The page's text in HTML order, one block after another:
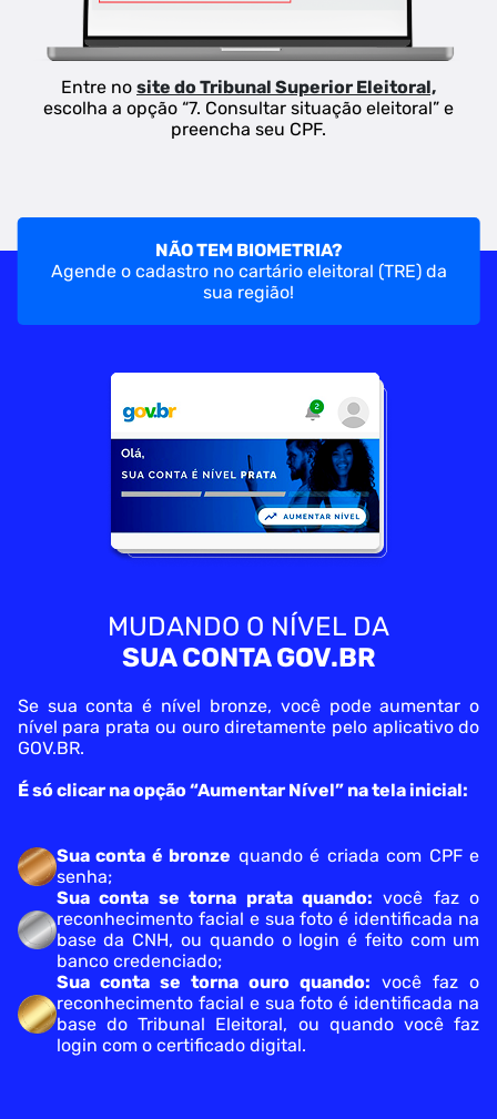
Entre no site do Tribunal Superior Eleitoral,
escolha a opção “7. Consultar situação eleitoral” e
preencha seu CPF.
NÃO TEM BIOMETRIA?
Agende o cadastro no cartário eleitoral (TRE) da
sua região!
MUDANDO O NÍVEL DA
SUA CONTA GOV.BR
Se sua conta é nível bronze, você pode aumentar o
nível para prata ou ouro diretamente pelo aplicativo do
GOV.BR.
É só clicar na opção “Aumentar Nível” na tela inicial:
Sua conta é bronze quando é criada com CPF e
senha;
Sua conta se torna prata quando: você faz o
reconhecimentofacial e sua foto é identificada na
base da CNH, ou quando o login é feito com um
banco credenciado;
Sua conta se torna ouro quando: você faz o
reconhecimentofacial e sua foto é identificada na
base do Tribunal Eleitoral, ou quando você faz
login com o certificado digital.